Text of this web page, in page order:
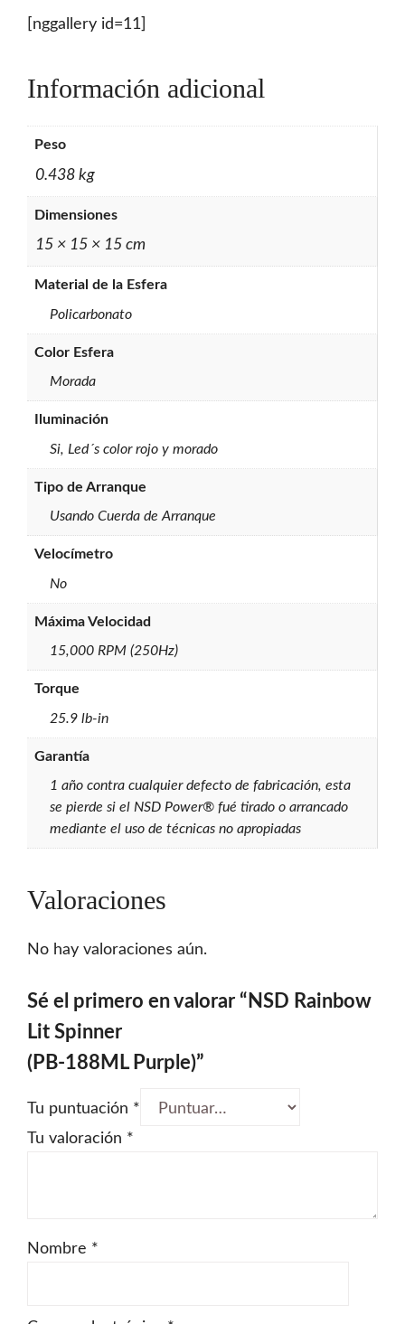
[nggallery id=11]
Información adicional
Peso
0.438 kg
Dimensiones
15 × 15 × 15 cm
Material de la Esfera
Policarbonato
Color Esfera
Morada
Iluminación
Si, Led´s color rojo y morado
Tipo de Arranque
Usando Cuerda de Arranque
Velocímetro
No
Máxima Velocidad
15,000 RPM (250Hz)
Torque
25.9 lb-in
Garantía
1 año contra cualquier defecto de fabricación, esta
se pierde si el NSD Power® fué tirado o arrancado
mediante el uso de técnicas no apropiadas
Valoraciones
No hay valoraciones aún.
Sé el primero en valorar “NSD Rainbow
Lit Spinner
(PB-188ML Purple)”
Tu puntuación *
Tu valoración *
Nombre *